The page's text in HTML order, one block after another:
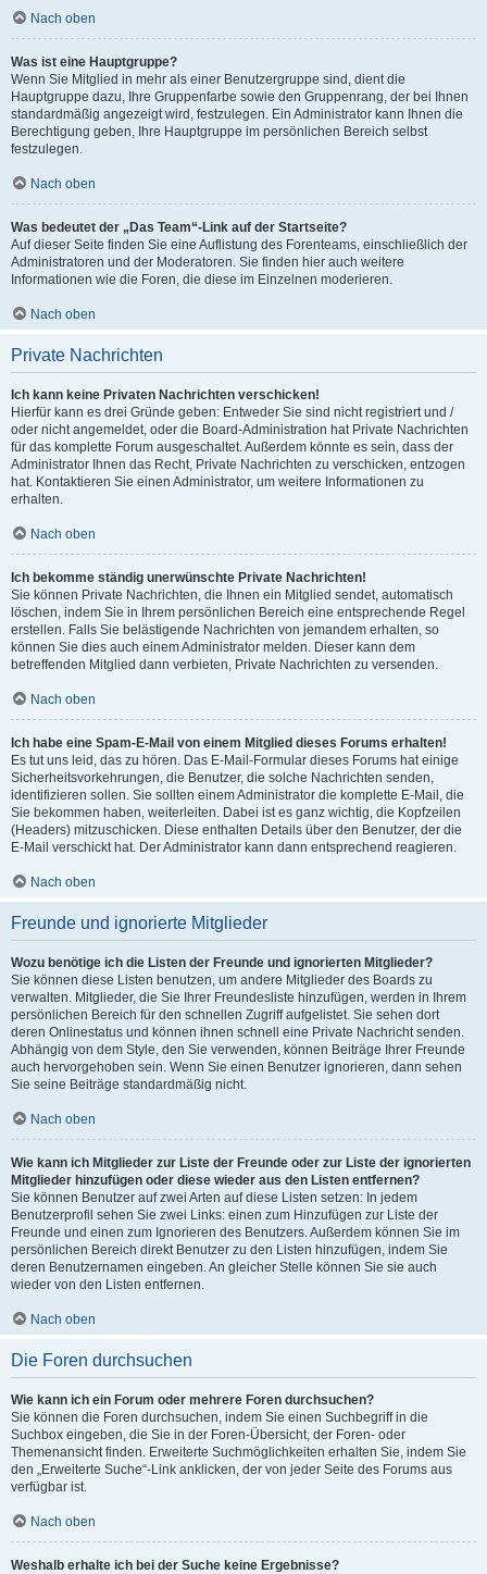
Nach oben
Was ist eine Hauptgruppe?
Wenn Sie Mitglied in mehr als einer Benutzergruppe sind, dient die
Hauptgruppe dazu, Ihre Gruppenfarbe sowie den Gruppenrang, der bei Ihnen
standardmäßig angezeigt wird, festzulegen. Ein Administrator kann Ihnen die
Berechtigung geben, Ihre Hauptgruppe im persönlichen Bereich selbst
festzulegen.
Nach oben
Was bedeutet der „Das Team“-Link auf der Startseite?
Auf dieser Seite finden Sie eine Auflistung des Forenteams, einschließlich der
Administratoren und der Moderatoren. Sie finden hier auch weitere
Informationen wie die Foren, die diese im Einzelnen moderieren.
Nach oben
Private Nachrichten
Ich kann keine Privaten Nachrichten verschicken!
Hierfür kann es drei Gründe geben: Entweder Sie sind nicht registriert und /
oder nicht angemeldet, oder die Board-Administration hat Private Nachrichten
für das komplette Forum ausgeschaltet. Außerdem könnte es sein, dass der
Administrator Ihnen das Recht, Private Nachrichten zu verschicken, entzogen
hat. Kontaktieren Sie einen Administrator, um weitere Informationen zu
erhalten.
Nach oben
Ich bekomme ständig unerwünschte Private Nachrichten!
Sie können Private Nachrichten, die Ihnen ein Mitglied sendet, automatisch
löschen, indem Sie in Ihrem persönlichen Bereich eine entsprechende Regel
erstellen. Falls Sie belästigende Nachrichten von jemandem erhalten, so
können Sie dies auch einem Administrator melden. Dieser kann dem
betreffenden Mitglied dann verbieten, Private Nachrichten zu versenden.
Nach oben
Ich habe eine Spam-E-Mail von einem Mitglied dieses Forums erhalten!
Es tut uns leid, das zu hören. Das E-Mail-Formular dieses Forums hat einige
Sicherheitsvorkehrungen, die Benutzer, die solche Nachrichten senden,
identifizieren sollen. Sie sollten einem Administrator die komplette E-Mail, die
Sie bekommen haben, weiterleiten. Dabei ist es ganz wichtig, die Kopfzeilen
(Headers) mitzuschicken. Diese enthalten Details über den Benutzer, der die
E-Mail verschickt hat. Der Administrator kann dann entsprechend reagieren.
Nach oben
Freunde und ignorierte Mitglieder
Wozu benötige ich die Listen der Freunde und ignorierten Mitglieder?
Sie können diese Listen benutzen, um andere Mitglieder des Boards zu
verwalten. Mitglieder, die Sie Ihrer Freundesliste hinzufügen, werden in Ihrem
persönlichen Bereich für den schnellen Zugriff aufgelistet. Sie sehen dort
deren Onlinestatus und können ihnen schnell eine Private Nachricht senden.
Abhängig von dem Style, den Sie verwenden, können Beiträge Ihrer Freunde
auch hervorgehoben sein. Wenn Sie einen Benutzer ignorieren, dann sehen
Sie seine Beiträge standardmäßig nicht.
Nach oben
Wie kann ich Mitglieder zur Liste der Freunde oder zur Liste der ignorierten
Mitglieder hinzufügen oder diese wieder aus den Listen entfernen?
Sie können Benutzer auf zwei Arten auf diese Listen setzen: In jedem
Benutzerprofil sehen Sie zwei Links: einen zum Hinzufügen zur Liste der
Freunde und einen zum Ignorieren des Benutzers. Außerdem können Sie im
persönlichen Bereich direkt Benutzer zu den Listen hinzufügen, indem Sie
deren Benutzernamen eingeben. An gleicher Stelle können Sie sie auch
wieder von den Listen entfernen.
Nach oben
Die Foren durchsuchen
Wie kann ich ein Forum oder mehrere Foren durchsuchen?
Sie können die Foren durchsuchen, indem Sie einen Suchbegriff in die
Suchbox eingeben, die Sie in der Foren-Übersicht, der Foren- oder
Themenansicht finden. Erweiterte Suchmöglichkeiten erhalten Sie, indem Sie
den „Erweiterte Suche“-Link anklicken, der von jeder Seite des Forums aus
verfügbar ist.
Nach oben
Weshalb erhalte ich bei der Suche keine Ergebnisse?